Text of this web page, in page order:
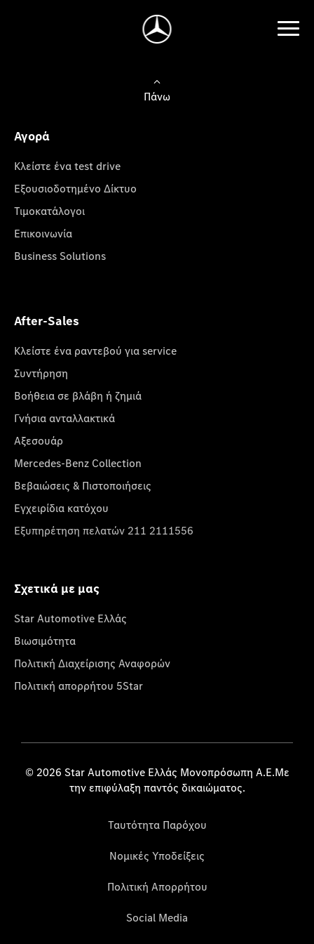
Πάνω
Αγορά
Κλείστε ένα test drive
Εξουσιοδοτημένο Δίκτυο
Τιμοκατάλογοι
Επικοινωνία
Business Solutions
After-Sales
Κλείστε ένα ραντεβού για service
Συντήρηση
Βοήθεια σε βλάβη ή ζημιά
Γνήσια ανταλλακτικά
Αξεσουάρ
Mercedes-Benz Collection
Βεβαιώσεις & Πιστοποιήσεις
Εγχειρίδια κατόχου
Εξυπηρέτηση πελατών 211 2111556
Σχετικά με μας
Star Automotive Ελλάς
Βιωσιμότητα
Πολιτική Διαχείρισης Αναφορών
Πολιτική απορρήτου 5Star
© 2026 Star Automotive Ελλάς Μονοπρόσωπη Α.Ε.Με
την επιφύλαξη παντός δικαιώματος.
Ταυτότητα Παρόχου
Νομικές Υποδείξεις
Πολιτική Απορρήτου
Social Media